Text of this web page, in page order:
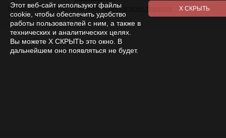
прямой ссылки на источник.Список всех товаров
Этот веб-сайт используют файлы
cookie, чтобы обеспечить удобство
работы пользователей с ним, а также в
технических и аналитических целях.
Вы можете Х СКРЫТЬ это окно. В
дальнейшем оно появляться не будет.